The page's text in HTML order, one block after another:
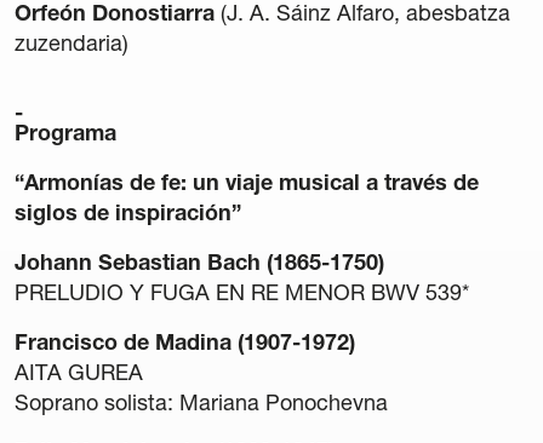
Harremana
Babesleak
Orfeón Donostiarra (J. A. Sáinz Alfaro, abesbatza
zuzendaria)
Programa
“Armonías de fe: un viaje musical a través de
siglos de inspiración”
Johann Sebastian Bach (1865-1750)
PRELUDIO Y FUGA EN RE MENOR BWV 539*
Francisco de Madina (1907-1972)
AITA GUREA
Soprano solista: Mariana Ponochevna